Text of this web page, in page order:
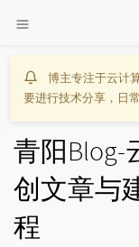
博主专注于云计
要进行技术分享，日
青阳Blog-
创文章与
程